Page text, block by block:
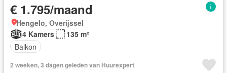
€ 1.795/maand
Hengelo, Overijssel
4 Kamers
135 m²
Balkon
2 weeken, 3 dagen geleden van Huurexpert